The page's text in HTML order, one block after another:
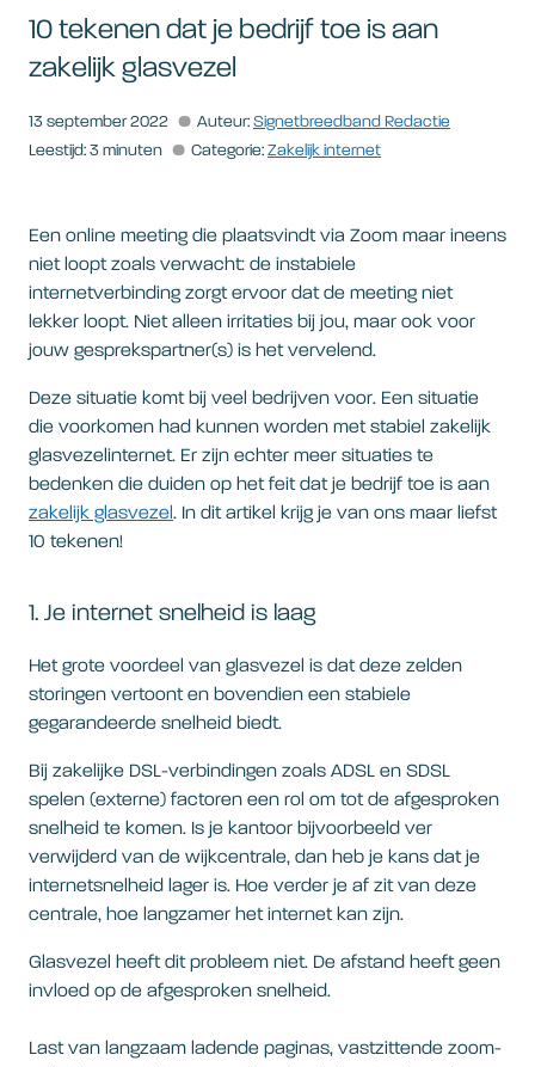
10 tekenen dat je bedrijf toe is aan
zakelijk glasvezel
13 september 2022 Auteur: Signetbreedband Redactie
Leestijd: 3 minuten
Categorie: Zakelijk internet
Een online meeting die plaatsvindt via Zoom maar ineens
niet loopt zoals verwacht: de instabiele
internetverbinding zorgt ervoor dat de meeting niet
lekker loopt. Niet alleen irritaties bij jou, maar ook voor
jouw gesprekspartner(s) is het vervelend.
Deze situatie komt bij veel bedrijven voor. Een situatie
die voorkomen had kunnen worden met stabiel zakelijk
glasvezelinternet. Er zijn echter meer situaties te
bedenken die duiden op het feit dat je bedrijf toe is aan
zakelijk glasvezel. In dit artikel krijg je van ons maar liefst
10 tekenen!
1. Je internet snelheid is laag
Het grote voordeel van glasvezel is dat deze zelden
storingen vertoont en bovendien een stabiele
gegarandeerde snelheid biedt.
Bij zakelijke DSL-verbindingen zoals ADSL en SDSL
spelen (externe) factoren een rol om tot de afgesproken
snelheid te komen. Is je kantoor bijvoorbeeld ver
verwijderd van de wijkcentrale, dan heb je kans dat je
internetsnelheid lager is. Hoe verder je af zit van deze
centrale, hoe langzamer het internet kan zijn.
Glasvezel heeft dit probleem niet. De afstand heeft geen
invloed op de afgesproken snelheid.
Last van langzaam ladende paginas, vastzittende zoom-